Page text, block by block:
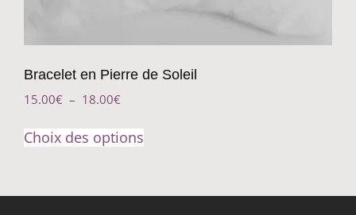
Bracelet en Pierre de Soleil
15.00€ – 18.00€
Choix des options